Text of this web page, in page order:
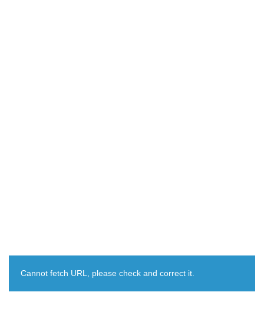
Cannot fetch URL, please check and correct it.